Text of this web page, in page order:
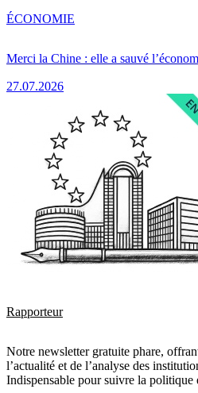
Merci la Chine : elle a sauvé
27.07.2026
ÉCONOMIE
Rapporteur
Notre newsletter gratuite phare,
l’actualité et de l’analyse des
Indispensable pour suivre la politique